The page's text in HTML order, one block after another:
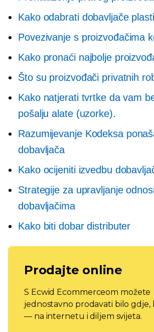
Kako odabrati dobavljače
Povezivanje s proizvođačima
Kako pronaći najbolje
Što su proizvođači privatnih
Kako natjerati tvrtke da vam
pošalju alate (uzorke).
Razumijevanje Kodeksa
dobavljača
Kako ocijeniti izvedbu
Strategije za upravljanje
dobavljačima
Kako biti dobar distributer
Prodajte online
S Ecwid Ecommerceom možete
jednostavno prodavati bilo gdje,
— na internetu i diljem svijeta.